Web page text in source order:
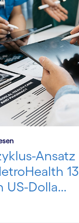
Ansatz
13
US-Dolla...